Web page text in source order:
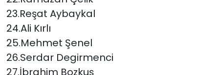
23.Reşat Aybaykal
24.Ali Kırlı
25.Mehmet Şenel
26.Serdar Degirmenci
27.İbrahim Bozkuş